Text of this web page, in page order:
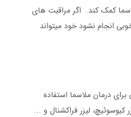
کمک کند. اگر مراقبت های
انجام نشود خود میتواند
درمان ملاسما استفاده
کیوسوئیچ، لیزر فراکشنال و ...